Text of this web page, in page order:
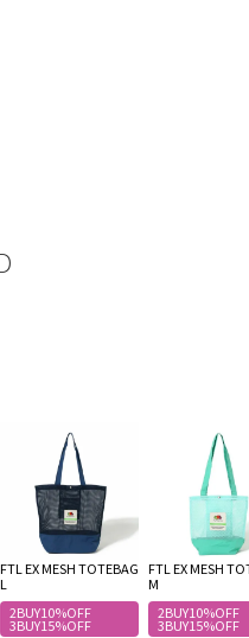
FTL EX MESH TOTEBAG
L
2BUY10%OFF
3BUY15%OFF
FTL EX MESH
M
2BUY10%OFF
3BUY15%OFF